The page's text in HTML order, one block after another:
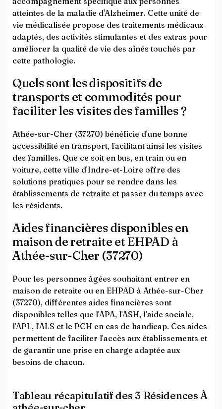
atteintes de la maladie d'Alzheimer. Cette unité de
vie médicalisée propose des traitements médicaux
adaptés, des activités stimulantes et des extras pour
améliorer la qualité de vie des aînés touchés par
cette pathologie.
Quels sont les dispositifs de
transports et commodités pour
faciliter les visites des familles ?
Athée-sur-Cher (37270) bénéficie d'une bonne
accessibilité en transport, facilitant ainsi les visites
des familles. Que ce soit en bus, en train ou en
voiture, cette ville d'Indre-et-Loire offre des
solutions pratiques pour se rendre dans les
établissements de retraite et passer du temps avec
les résidents.
Aides financières disponibles en
maison de retraite et EHPAD à
Athée-sur-Cher (37270)
Pour les personnes âgées souhaitant entrer en
maison de retraite ou en EHPAD à Athée-sur-Cher
(37270), différentes aides financières sont
disponibles telles que l'APA, l'ASH, l'aide sociale,
l'APL, l'ALS et le PCH en cas de handicap. Ces aides
permettent de faciliter l'accès aux établissements et
de garantir une prise en charge adaptée aux
besoins de chacun.
Tableau récapitulatif des 3 Résidences À